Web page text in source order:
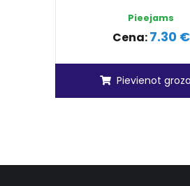
Pieejams
Cena:7.30 €
Pievienot